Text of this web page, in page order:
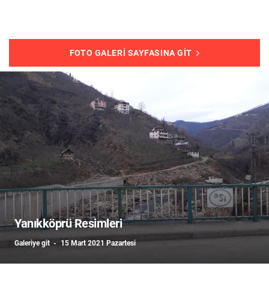
FOTO GALERI SAYFASINA GIT
Yanıkköprü Resimleri
Galeriye git 15 Mart 2021 Pazartesi